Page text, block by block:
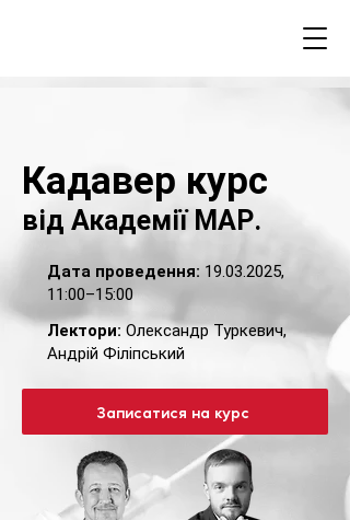
Кадавер курс
від Академії МАР.
Дата проведення: 19.03.2025,
11:00–15:00
Лектори: Олександр Туркевич,
Андрій Філіпський
Записатися на курс